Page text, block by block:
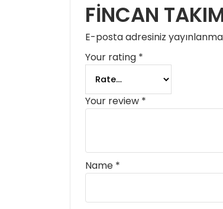
FİNCAN
E-posta adresiniz
Your rating *
Your review *
Name *